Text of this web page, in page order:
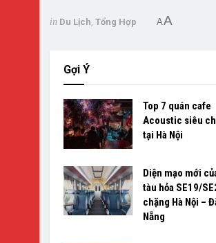
in Du Lịch, Tổng Hợp AA
Gợi Ý
Top 7 quán cafe
Acoustic siêu
tại Hà Nội
Diện mạo mới
tàu hỏa SE19/
chặng Hà Nội –
Nẵng